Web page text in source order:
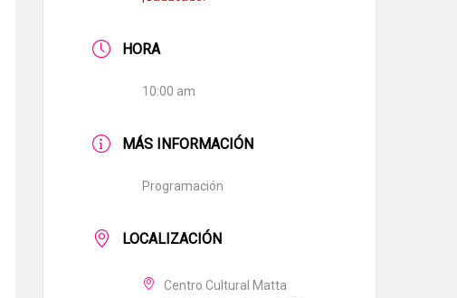
HORA
10:00 am
MÁS INFORMACIÓN
Programación
LOCALIZACIÓN
Centro Cultural Matta